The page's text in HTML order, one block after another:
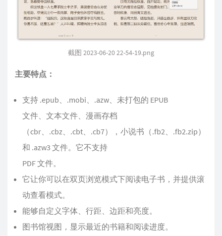
截图 2023-06-20 22-54-19.png
主要特点：
支持 .epub、.mobi、.azw、未打包的 EPUB
文件、文本文件、漫画存档
（cbr、.cbz、.cbt、.cb7），小说书（.fb2、.fb2.zip）
和 .azw3 文件。它不支持
PDF 文件。
它让你可以在双页浏览模式下阅读电子书，并提供滚
动查看模式。
能够自定义字体、行距、边距和亮度。
图书馆视图，显示最近的书籍和阅读进度。